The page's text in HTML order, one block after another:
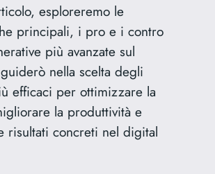
esploreremo le
principali, i pro e i contro
più avanzate sul
nella scelta degli
efficaci per ottimizzare la
la produttività e
risultati concreti nel digital